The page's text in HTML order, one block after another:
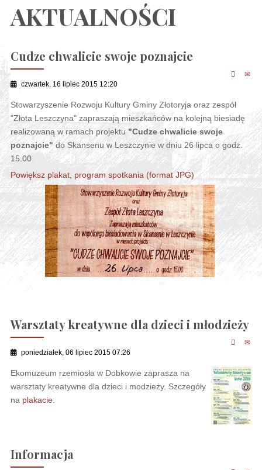
AKTUALNOŚCI
Cudze chwalicie swoje poznajcie
czwartek, 16 lipiec 2015 12:20
Stowarzyszenie Rozwoju Kultury Gminy Złotoryja oraz zespół
"Złota Leszczyna" zapraszają mieszkańców na kolejną biesiadę
realizowaną w ramach projektu "Cudze chwalicie swoje
poznajcie" do Skansenu w Leszczynie w dniu 26 lipca o godz.
15.00
Powiększ plakat, program spotkania (format JPG)
Warsztaty kreatywne dla dzieci i młodzieży
poniedziałek, 06 lipiec 2015 07:26
Ekomuzeum rzemiosła w Dobkowie zaprasza na
warsztaty kreatywne dla dzieci i modzieży. Szczegóły
na plakacie.
Informacja